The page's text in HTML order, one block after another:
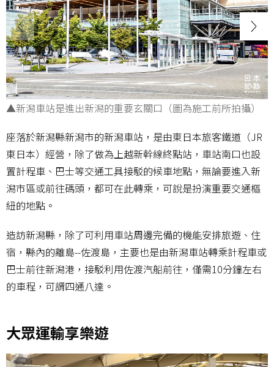
▲新潟車站是進出新潟的重要玄關口（圖為施工前所拍攝）
座落於新潟縣新潟市的新潟車站，是由東日本旅客鐵道（JR
東日本）經營，除了做為上越新幹線終點站，車站南口也設
置計程車、巴士等交通工具接駁的候車地點，無論要進入新
潟市區或前往碼頭，都可在此轉乘，可說是扮演重要交通樞
紐的地點。
造訪新潟縣，除了可利用車站周邊完備的機能安排旅遊、住
宿，縣內的離島--佐渡島，主要也是由新潟車站轉乘計程車或
巴士前往新潟港，接駁利用佐渡汽船前往，僅需10分鐘左右
的車程，可謂四通八達。
大眾運輸享樂遊